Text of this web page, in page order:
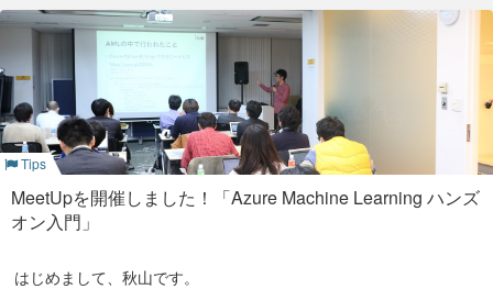
Tips
MeetUpを開催しました！「Azure Machine Learning ハンズ
オン入門」
はじめまして、秋山です。